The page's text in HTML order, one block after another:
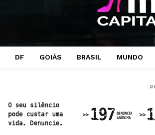
DF GOIÁS BRASIL MUNDO